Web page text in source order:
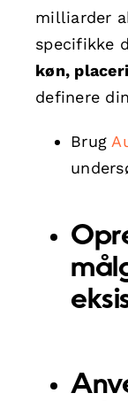
milliarder
specifikke
køn,
definere
Brug